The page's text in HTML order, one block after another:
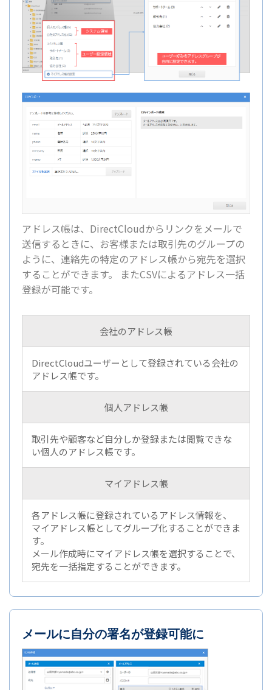
アドレス帳は、DirectCloudからリンクをメールで
送信するときに、お客様または取引先のグループの
ように、連絡先の特定のアドレス帳から宛先を選択
することができます。 またCSVによるアドレス一括
登録が可能です。
会社のアドレス帳
DirectCloudユーザーとして登録されている会社の
アドレス帳です。
個人アドレス帳
取引先や顧客など自分しか登録または閲覧できな
い個人のアドレス帳です。
マイアドレス帳
各アドレス帳に登録されているアドレス情報を、
マイアドレス帳としてグループ化することができま
す。
メール作成時にマイアドレス帳を選択することで、
宛先を一括指定することができます。
メールに自分の署名が登録可能に